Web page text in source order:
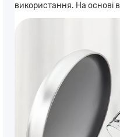
використання. На основі